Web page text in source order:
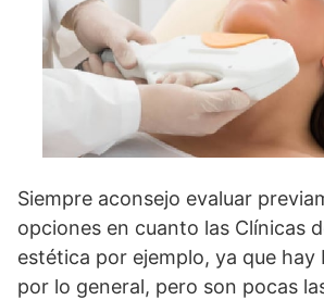
Siempre aconsejo evaluar
opciones en cuanto las Clínicas
estética por ejemplo, ya que hay
por lo general, pero son pocas